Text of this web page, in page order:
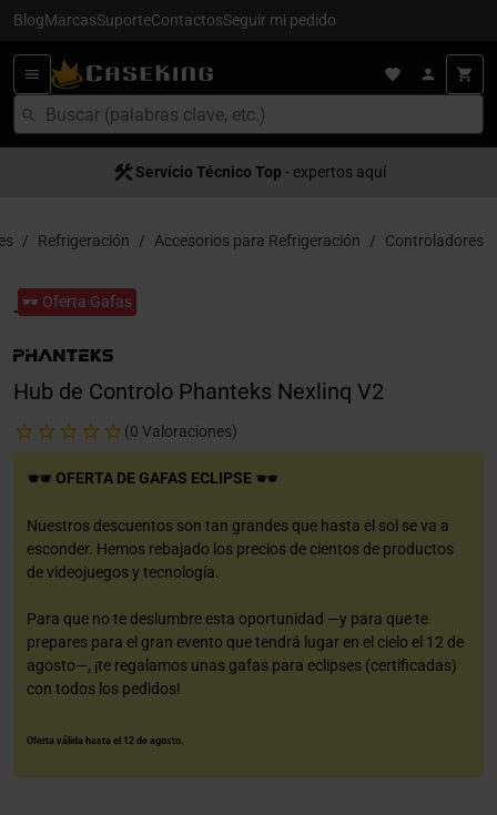
BlogMarcasSuporteContactosSeguir mi pedido
Servício Técnico Top - expertos aquí
Refrigeración Accesorios para Refrigeración Controladores
🕶️ Oferta Gafas
Hub de Controlo Phanteks Nexlinq V2
(0 Valoraciones)
OFERTA DE GAFAS ECLIPSE
Nuestros descuentos son tan grandes que hasta el sol se va a
esconder. Hemos rebajado los precios de cientos de productos
de videojuegos y tecnología.
Para que no te deslumbre esta oportunidad —y para que te
prepares para el gran evento que tendrá lugar en el cielo el 12 de
agosto—, ¡te regalamos unas gafas para eclipses (certificadas)
con todos los pedidos!
Oferta válida hasta el 12 de agosto.